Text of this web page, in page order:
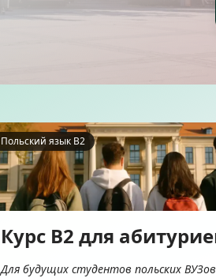
Польский язык B2
Курс B2 для
Для будущих студентов польских